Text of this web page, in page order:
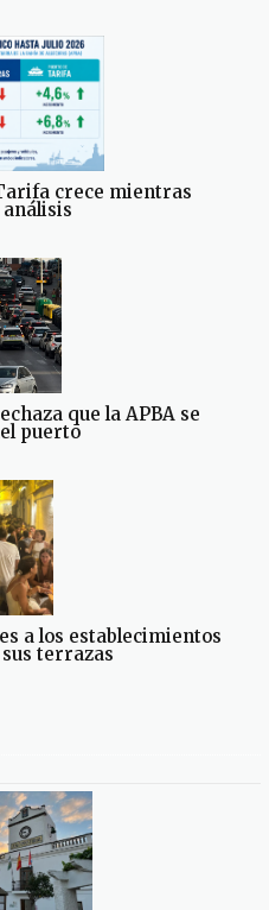
crece mientras
que la APBA se
puerto
a los establecimientos
terrazas